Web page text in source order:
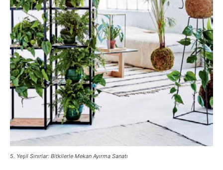
5. Yeşil Sınırlar: Bitkilerle Mekan Ayırma Sanatı